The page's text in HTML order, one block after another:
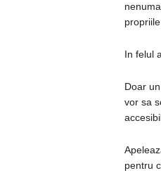
In felul
Doar
vor sa
pentru